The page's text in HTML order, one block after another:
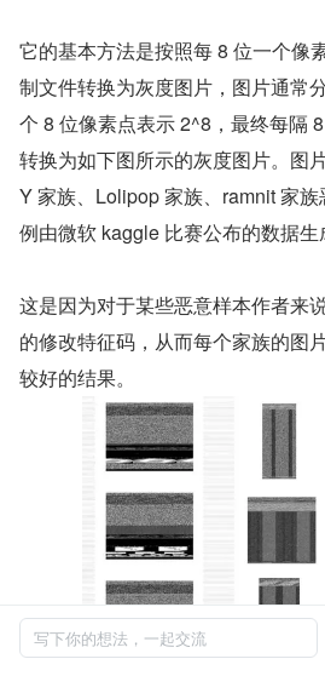
它的基本方法是按照每 8 位一个像
制文件转换为灰度图片，图片通常
个 8 位像素点表示 2^8，最终每隔
转换为如下图所示的灰度图片。图
Y 家族、Lolipop 家族、ramnit 家
例由微软 kaggle 比赛公布的数据生
这是因为对于某些恶意样本作者来
的修改特征码，从而每个家族的图
较好的结果。
写下你的想法，一起交流